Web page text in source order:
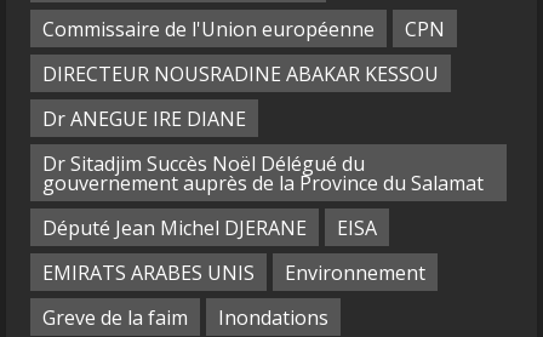
Commissaire de l'Union européenne
CPN
DIRECTEUR NOUSRADINE ABAKAR KESSOU
Dr ANEGUE IRE DIANE
Dr Sitadjim Succès Noël Délégué du
gouvernement auprès de la Province du Salamat
Député Jean Michel DJERANE
EISA
EMIRATS ARABES UNIS
Environnement
Greve de la faim
Inondations